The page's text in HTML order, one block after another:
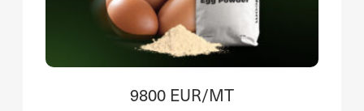
9800 EUR/MT